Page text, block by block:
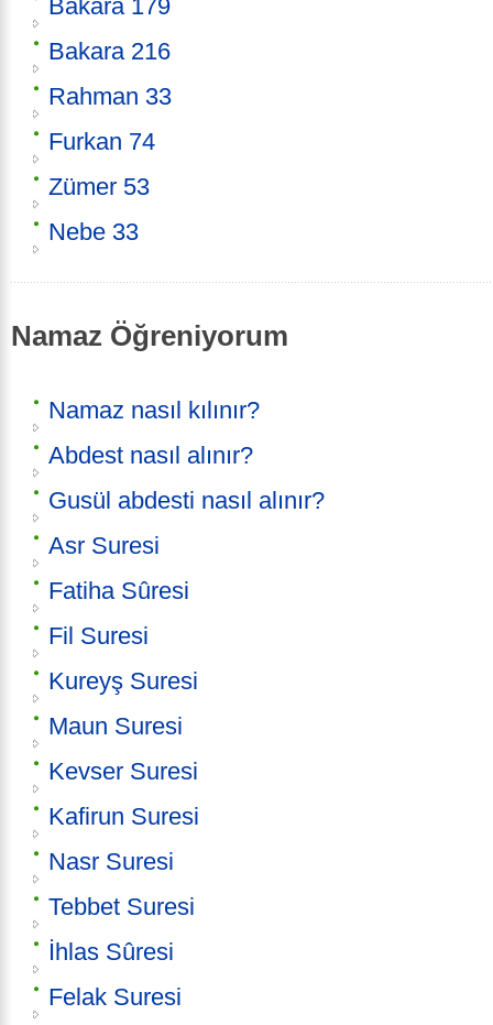
Bakara 179
Bakara 216
Rahman 33
Furkan 74
Zümer 53
Nebe 33
Namaz Öğreniyorum
Namaz nasıl kılınır?
Abdest nasıl alınır?
Gusül abdesti nasıl alınır?
Asr Suresi
Fatiha Sûresi
Fil Suresi
Kureyş Suresi
Maun Suresi
Kevser Suresi
Kafirun Suresi
Nasr Suresi
Tebbet Suresi
İhlas Sûresi
Felak Suresi